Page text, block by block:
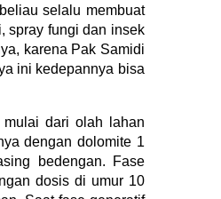
selalu membuat
spray fungi dan insek
karena Pak Samidi
ini kedepannya bisa
dari olah lahan
dengan dolomite 1
bedengan. Fase
dosis di umur 10